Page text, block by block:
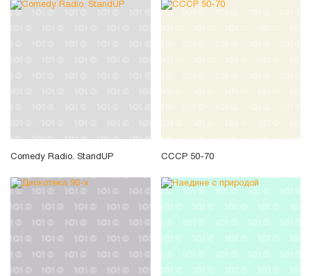
Comedy Radio. StandUP СССР 50-70